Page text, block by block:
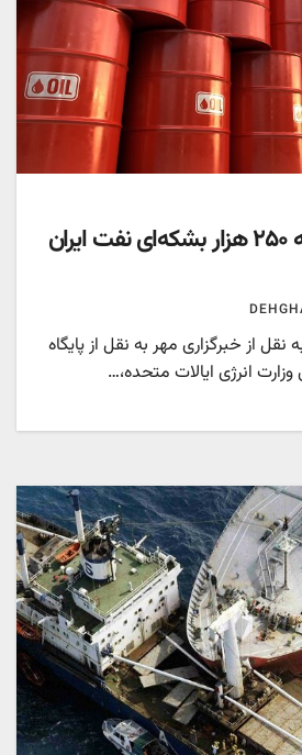
افزایش تولید روزانه ۲۵۰ هزار بشکه‌ای نفت ایران
نقل از خبرگزاری مهر به نقل از پایگاه
وزارت انرژی ایالات متحده،…